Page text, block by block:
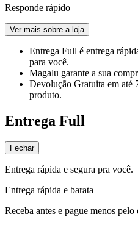
Responde rápido
Ver mais sobre a loja
Entrega Full é entrega
para você.
Magalu garante a sua
Devolução Gratuita em até
produto.
Entrega Full
Fechar
Entrega rápida e segura pra você.
Entrega rápida e barata
Receba antes e pague menos